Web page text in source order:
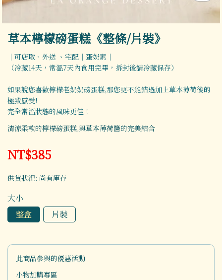
草本檸檬磅蛋糕《整條/片裝》
｜可店取、外送 、宅配｜蛋奶素｜
（冷藏14天，常溫7天內食用完畢，拆封後請冷藏保存）
如果說您喜歡檸檬老奶奶磅蛋糕,那您更不能錯過加上草本薄荷後的
極致感受!
完全常溫狀態的風味更佳！
清涼柔軟的檸檬磅蛋糕,與草本薄荷醬的完美結合
NT$385
供貨狀況: 尚有庫存
大小
整盒
片裝
此商品參與的優惠活動
小物加購專區